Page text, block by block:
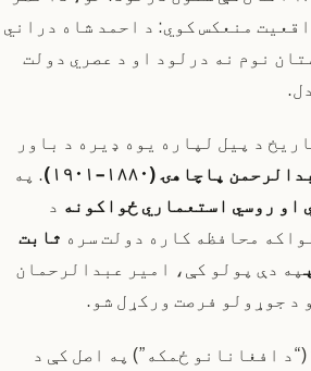
منعکس کوي: د احمد شاه دراني
نوم نه درلود او د عصري دولت
د پیل لپاره یوه ډیره د باور
پاچاهۍ (۱۸۸۰-۱۹۰۱)
. په
او روسي استعماري ځواکونه د
محافظه کاره دولت سره ثابت
په دې پولو کې، امیر عبدالرحمان
د جوړولو فرصت ورکړل شو.
(“د افغانانو ځمکه”) په اصل کې د